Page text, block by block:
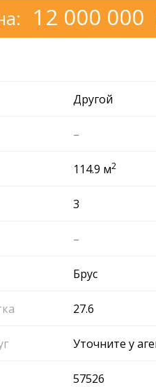
12 000 000
Другой
–
114.9 м2
3
–
Брус
27.6
Уточните у
57526